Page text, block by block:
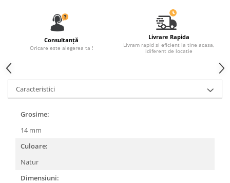
Rozete de interior
Panouri decorative
Cadru de arc
Fronton
Șeminee decorative
Panouri pentru tavan
Console de interior
Cadre de ușă
Ornamente de colț
Consultanță
Oricare este alegerea ta !
Livrare Rapida
Livram rapid si eficient la tine acasa,
idiferent de locatie
Caracteristici
Grosime:
14 mm
Culoare:
Natur
Dimensiuni: